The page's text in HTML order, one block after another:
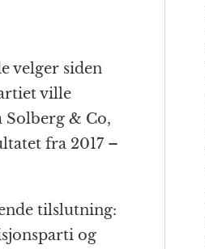
velger siden
ville
Solberg & Co,
fra 2017 –
tilslutning:
og